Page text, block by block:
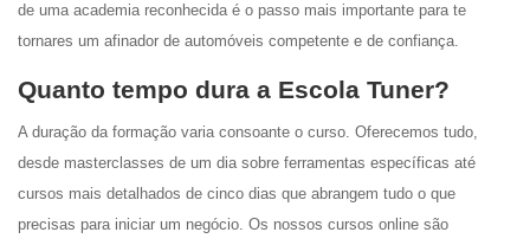
de uma academia reconhecida é o passo mais importante para te
tornares um afinador de automóveis competente e de confiança.
Quanto tempo dura a Escola Tuner?
A duração da formação varia consoante o curso. Oferecemos tudo,
desde masterclasses de um dia sobre ferramentas específicas até
cursos mais detalhados de cinco dias que abrangem tudo o que
precisas para iniciar um negócio. Os nossos cursos online são